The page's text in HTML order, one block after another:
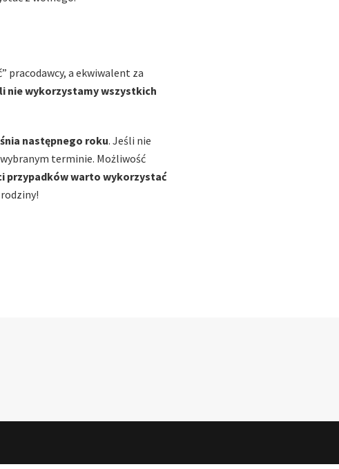
pracodawcy, a ekwiwalent za
nie wykorzystamy wszystkich
następnego roku. Jeśli nie
terminie. Możliwość
przypadków warto wykorzystać